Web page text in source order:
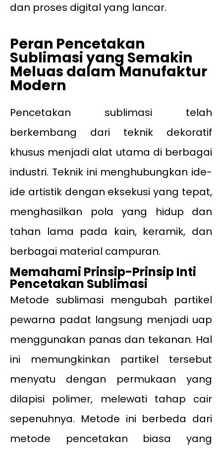
dan proses digital yang lancar.
Peran Pencetakan
Sublimasi yang Semakin
Meluas dalam Manufaktur
Modern
Pencetakan sublimasi telah
berkembang dari teknik dekoratif
khusus menjadi alat utama di berbagai
industri. Teknik ini menghubungkan ide-
ide artistik dengan eksekusi yang tepat,
menghasilkan pola yang hidup dan
tahan lama pada kain, keramik, dan
berbagai material campuran.
Memahami Prinsip-Prinsip Inti
Pencetakan Sublimasi
Metode sublimasi mengubah partikel
pewarna padat langsung menjadi uap
menggunakan panas dan tekanan. Hal
ini memungkinkan partikel tersebut
menyatu dengan permukaan yang
dilapisi polimer, melewati tahap cair
sepenuhnya. Metode ini berbeda dari
metode pencetakan biasa yang